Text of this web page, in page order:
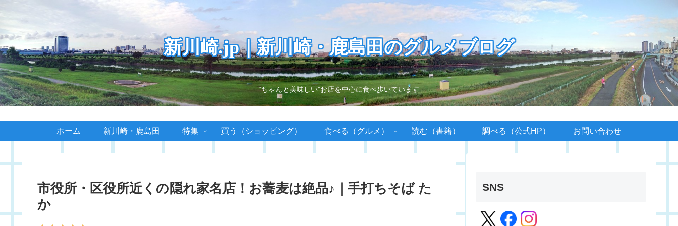
新川崎.jp｜新川崎・鹿島田のグルメブログ
“ちゃんと美味しい”お店を中心に食べ歩いています
ホーム 新川崎・鹿島田 特集 買う（ショッピング） 食べる（グルメ） 読む（書籍） 調べる（公式HP） お問い合わせ
市役所・区役所近くの隠れ家名店！お蕎麦は絶品♪｜手打ちそば た
か
SNS